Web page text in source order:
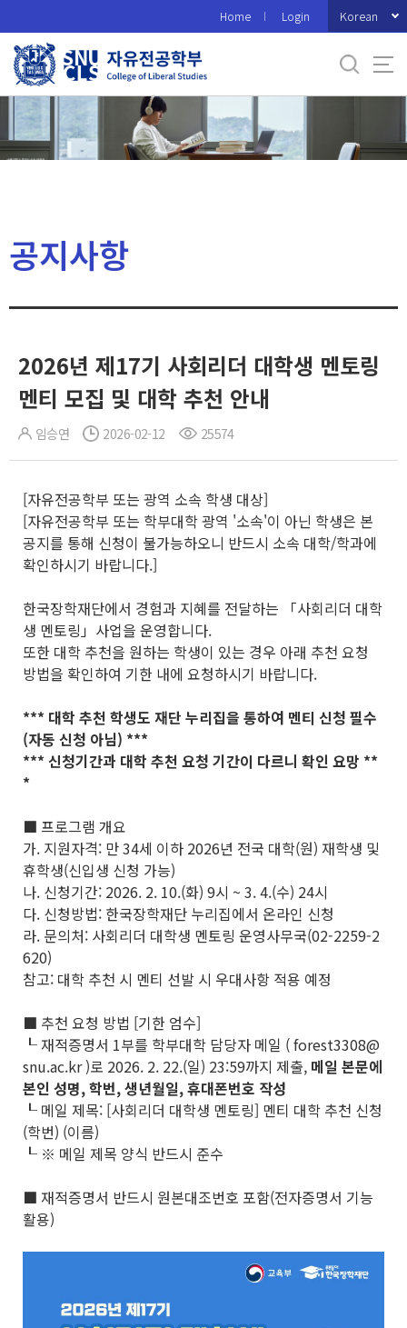
로
메
Home Login Korean
공지사항
2026년 제17기 사회리더 대학생 멘토링
멘티 모집 및 대학 추천 안내
임승연 2026-02-12 25574
[자유전공학부 또는 광역 소속 학생 대상]
[자유전공학부 또는 학부대학 광역 '소속'이 아닌 학생은 본
공지를 통해 신청이 불가능하오니 반드시 소속 대학/학과에
확인하시기 바랍니다.]
한국장학재단에서 경험과 지혜를 전달하는 「사회리더 대학
생 멘토링」사업을 운영합니다.
또한 대학 추천을 원하는 학생이 있는 경우 아래 추천 요청
방법을 확인하여 기한 내에 요청하시기 바랍니다.
*** 대학 추천 학생도 재단 누리집을 통하여 멘티 신청 필수
(자동 신청 아님) ***
*** 신청기간과 대학 추천 요청 기간이 다르니 확인 요망 **
*
■ 프로그램 개요
가. 지원자격: 만 34세 이하 2026년 전국 대학(원) 재학생 및
휴학생(신입생 신청 가능)
나. 신청기간: 2026. 2. 10.(화) 9시 ~ 3. 4.(수) 24시
다. 신청방법: 한국장학재단 누리집에서 온라인 신청
라. 문의처: 사회리더 대학생 멘토링 운영사무국(02-2259-2
620)
참고: 대학 추천 시 멘티 선발 시 우대사항 적용 예정
■ 추천 요청 방법 [기한 엄수]
┖ 재적증명서 1부를 학부대학 담당자 메일 ( forest3308@
snu.ac.kr )로 2026. 2. 22.(일) 23:59까지 제출, 메일 본문에
본인 성명, 학번, 생년월일, 휴대폰번호 작성
┖ 메일 제목: [사회리더 대학생 멘토링] 멘티 대학 추천 신청
(학번) (이름)
┖ ※ 메일 제목 양식 반드시 준수
■ 재적증명서 반드시 원본대조번호 포함(전자증명서 기능
활용)